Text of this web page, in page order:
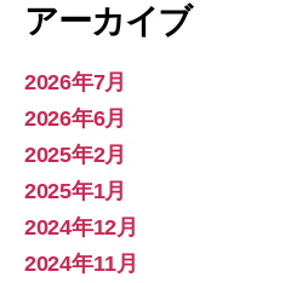
アーカイブ
2026年7月
2026年6月
2025年2月
2025年1月
2024年12月
2024年11月